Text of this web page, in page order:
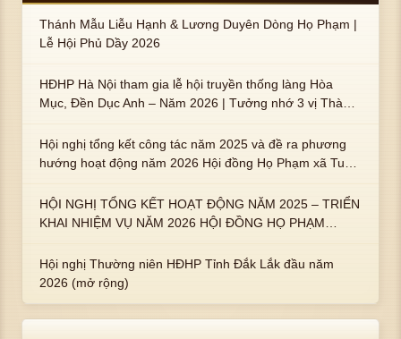
Thánh Mẫu Liễu Hạnh & Lương Duyên Dòng Họ Phạm |
Lễ Hội Phủ Dầy 2026
HĐHP Hà Nội tham gia lễ hội truyền thống làng Hòa
Mục, Đền Dục Anh – Năm 2026 | Tưởng nhớ 3 vị Thành
trai : ngài Phạm Huy, Phạm Miện
Hội nghị tổng kết công tác năm 2025 và đề ra phương
hướng hoạt động năm 2026 Hội đồng Họ Phạm xã Tuy
HỘI NGHỊ TỔNG KẾT HOẠT ĐỘNG NĂM 2025 – TRIỂN
KHAI NHIỆM VỤ NĂM 2026 HỘI ĐỒNG HỌ PHẠM
Hội nghị Thường niên HĐHP Tỉnh Đắk Lắk đầu năm
2026 (mở rộng)